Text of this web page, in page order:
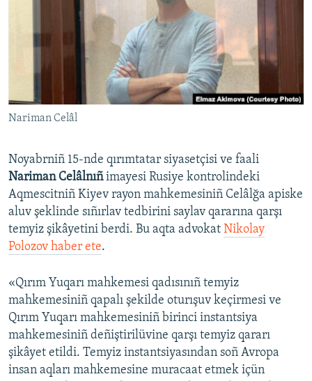
QOŞULIÑIZ!
RFE/RS bütün saytları
Nariman Celâl
Noyabrniñ 15-nde qırımtatar siyasetçisi ve faali
Nariman Celâlnıñimayesi Rusiye kontrolindeki
Aqmescitniñ Kiyev rayon mahkemesiniñ Celâlğa apiske
aluv şeklinde sıñırlav tedbirini saylav qararına qarşı
temyiz şikâyetini berdi. Bu aqta advokat Nikolay
Polozov haber ete.
«Qırım Yuqarı mahkemesi qadısınıñ temyiz
mahkemesiniñ qapalı şekilde oturışuv keçirmesi ve
Qırım Yuqarı mahkemesiniñ birinci instantsiya
mahkemesiniñ deñiştirilüvine qarşı temyiz qararı
şikâyet etildi. Temyiz instantsiyasından soñ Avropa
insan aqları mahkemesine muracaat etmek içün